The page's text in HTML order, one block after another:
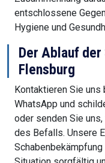
entschlossene
Hygiene und
Der Ablauf
Flensburg
Kontaktieren Sie
WhatsApp und
oder senden Sie
des Befalls. Unsere